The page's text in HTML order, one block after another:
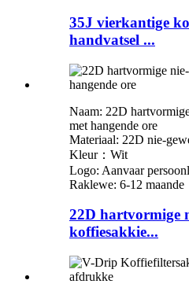
35J vierkantige
handvatsel ...
Naam: 22D
met hangende ore
Materiaal: 22D nie-
Kleur：Wit
Logo: Aanvaar
Raklewe: 6-12 maande
22D hartvormige
koffiesakkie...